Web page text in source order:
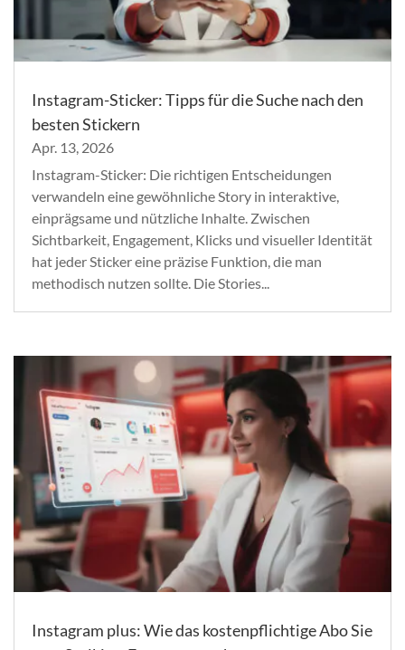
Instagram-Sticker: Tipps für die Suche nach den
besten Stickern
Apr. 13, 2026
Instagram-Sticker: Die richtigen Entscheidungen
verwandeln eine gewöhnliche Story in interaktive,
einprägsame und nützliche Inhalte. Zwischen
Sichtbarkeit, Engagement, Klicks und visueller Identität
hat jeder Sticker eine präzise Funktion, die man
methodisch nutzen sollte. Die Stories...
Instagram plus: Wie das kostenpflichtige Abo Sie